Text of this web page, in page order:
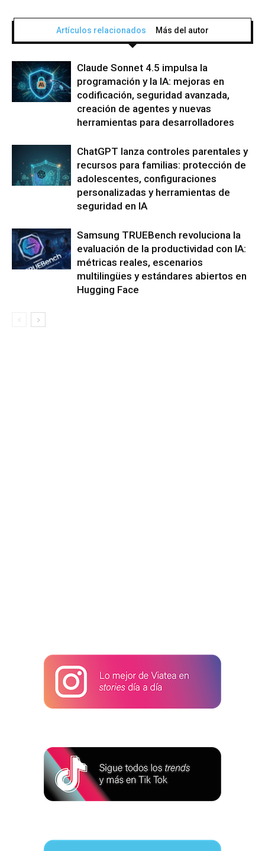
Artículos relacionados Más del autor
Claude Sonnet 4.5 impulsa la
programación y la IA: mejoras en
codificación, seguridad avanzada,
creación de agentes y nuevas
herramientas para desarrolladores
ChatGPT lanza controles parentales y
recursos para familias: protección de
adolescentes, configuraciones
personalizadas y herramientas de
seguridad en IA
Samsung TRUEBench revoluciona la
evaluación de la productividad con IA:
métricas reales, escenarios
multilingües y estándares abiertos en
Hugging Face